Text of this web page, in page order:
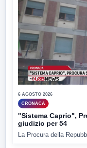
6 AGOSTO 2026
CRONACA
"Sistema Caprio",
giudizio per 54
La Procura della